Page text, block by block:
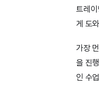
트레
게 도
가장
을 진
인 수